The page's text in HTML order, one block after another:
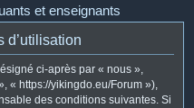
et enseignants
d’utilisation
ci-après par « nous »,
« https://yikingdo.eu/Forum »),
des conditions suivantes. Si